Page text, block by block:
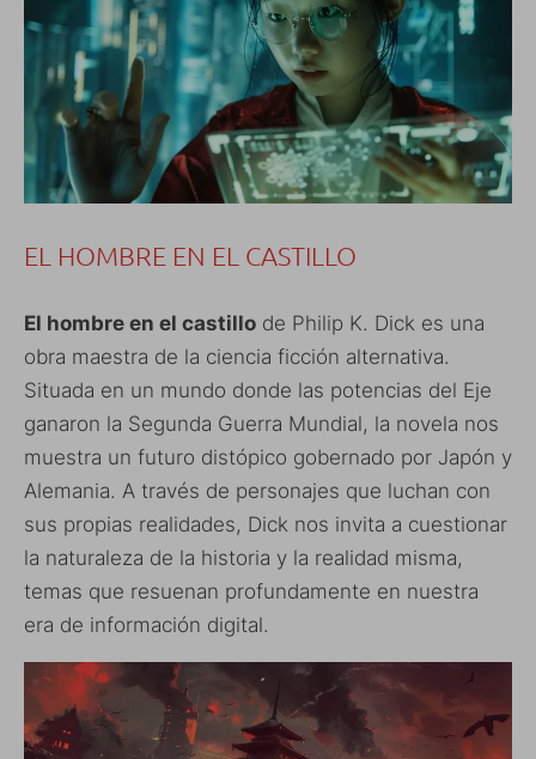
EL HOMBRE EN EL CASTILLO
El hombre en el castillo de Philip K. Dick es una
obra maestra de la ciencia ficción alternativa.
Situada en un mundo donde las potencias del Eje
ganaron la Segunda Guerra Mundial, la novela nos
muestra un futuro distópico gobernado por Japón y
Alemania. A través de personajes que luchan con
sus propias realidades, Dick nos invita a cuestionar
la naturaleza de la historia y la realidad misma,
temas que resuenan profundamente en nuestra
era de información digital.